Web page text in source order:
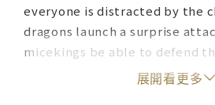
everyone is distracted by the
dragons launch a surprise
micekings be able to defend
展開看更多